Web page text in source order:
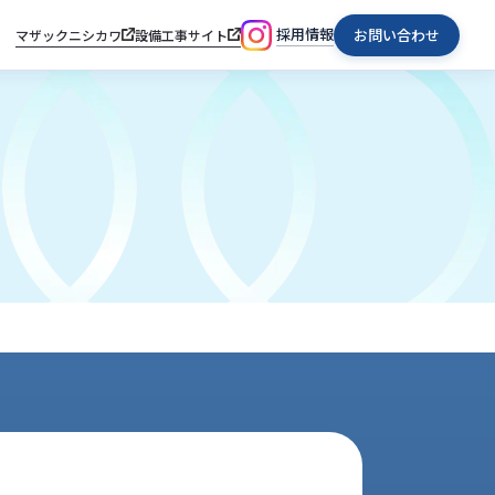
マザックニシカワ 設備工事サイト 採用情報 お問い合わせ